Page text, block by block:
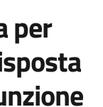
per